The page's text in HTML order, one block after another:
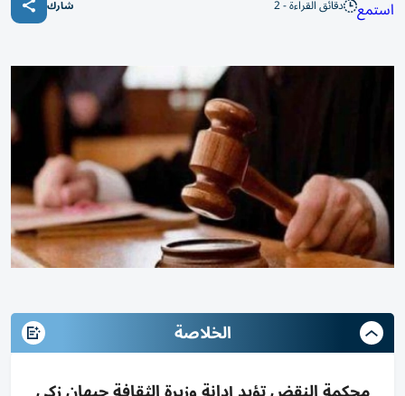
استمع دقائق القراءة - 2 شارك
الخلاصة